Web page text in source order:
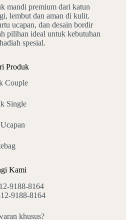
mandi premium dari katun
lembut dan aman di kulit.
ucapan, dan desain bordir
pilihan ideal untuk kebutuhan
spesial.
Produk
Couple
Single
Kami
9188-8164
9188-8164
khusus?